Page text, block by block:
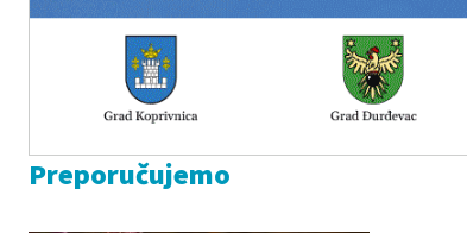
Preporučujemo